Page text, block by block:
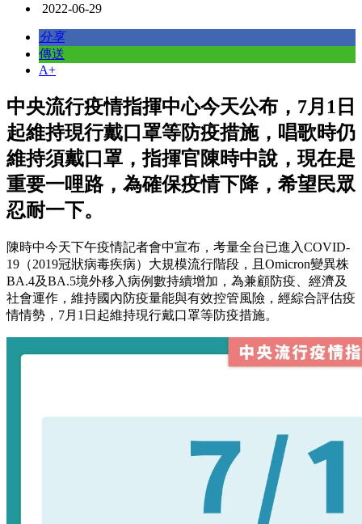
2022-06-29
分享
傳送
A+
中央流行疫情指揮中心今天公布，7月1日
起維持現行戴口罩等防疫措施，唱歌時仍
維持須戴口罩，指揮官陳時中說，現在是
重要一哩路，為確保疫情下降，希望民眾
忍耐一下。
陳時中今天下午疫情記者會中宣布，考量全台已進入COVID-
19（2019冠狀病毒疾病）大規模流行階段，且Omicron變異株
BA.4及BA.5境外移入病例數持續增加，為兼顧防疫、經濟及
社會運作，維持國內防疫量能與有效控管風險，經綜合評估疫
情情勢，7月1日起維持現行戴口罩等防疫措施。